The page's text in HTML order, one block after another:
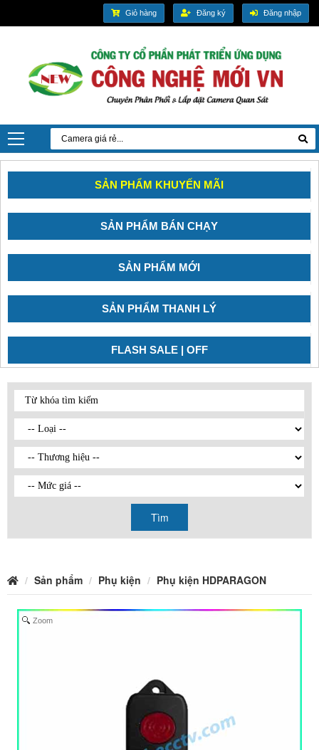
Giỏ hàng Đăng ký Đăng nhập
SẢN PHẨM KHUYẾN MÃI
SẢN PHẨM BÁN CHẠY
SẢN PHẨM MỚI
SẢN PHẨM THANH LÝ
FLASH SALE | OFF
Tìm
Sản phẩm Phụ kiện Phụ kiện HDPARAGON
Zoom